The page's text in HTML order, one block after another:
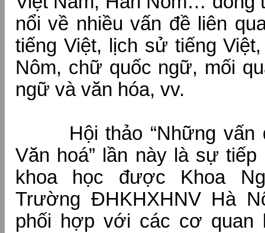
nổi về nhiều vấn đề liên
tiếng Việt, lịch sử tiếng
Nôm, chữ quốc ngữ, mối
ngữ và văn hóa, vv.
Hội thảo “Những vấn
Văn hoá” lần này là sự
khoa học được Khoa
Trường ĐHKHXHNV Hà
phối hợp với các cơ quan